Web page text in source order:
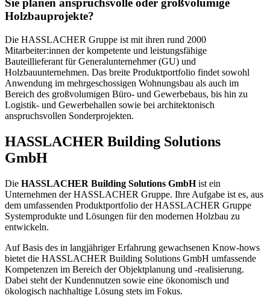
Sie planen anspruchsvolle oder großvolumige
Holzbauprojekte?
Die HASSLACHER Gruppe ist mit ihren rund 2000
Mitarbeiter:innen der kompetente und leistungsfähige
Bauteillieferant für Generalunternehmer (GU) und
Holzbauunternehmen. Das breite Produktportfolio findet sowohl
Anwendung im mehrgeschossigen Wohnungsbau als auch im
Bereich des großvolumigen Büro- und Gewerbebaus, bis hin zu
Logistik- und Gewerbehallen sowie bei architektonisch
anspruchsvollen Sonderprojekten.
HASSLACHER Building Solutions
GmbH
Die HASSLACHER Building Solutions GmbHist ein
Unternehmen der HASSLACHER Gruppe. Ihre Aufgabe ist es, aus
dem umfassenden Produktportfolio der HASSLACHER Gruppe
Systemprodukte und Lösungen für den modernen Holzbau zu
entwickeln.
Auf Basis des in langjähriger Erfahrung gewachsenen Know-hows
bietet die HASSLACHER Building Solutions GmbH umfassende
Kompetenzen im Bereich der Objektplanung und -realisierung.
Dabei steht der Kundennutzen sowie eine ökonomisch und
ökologisch nachhaltige Lösung stets im Fokus.